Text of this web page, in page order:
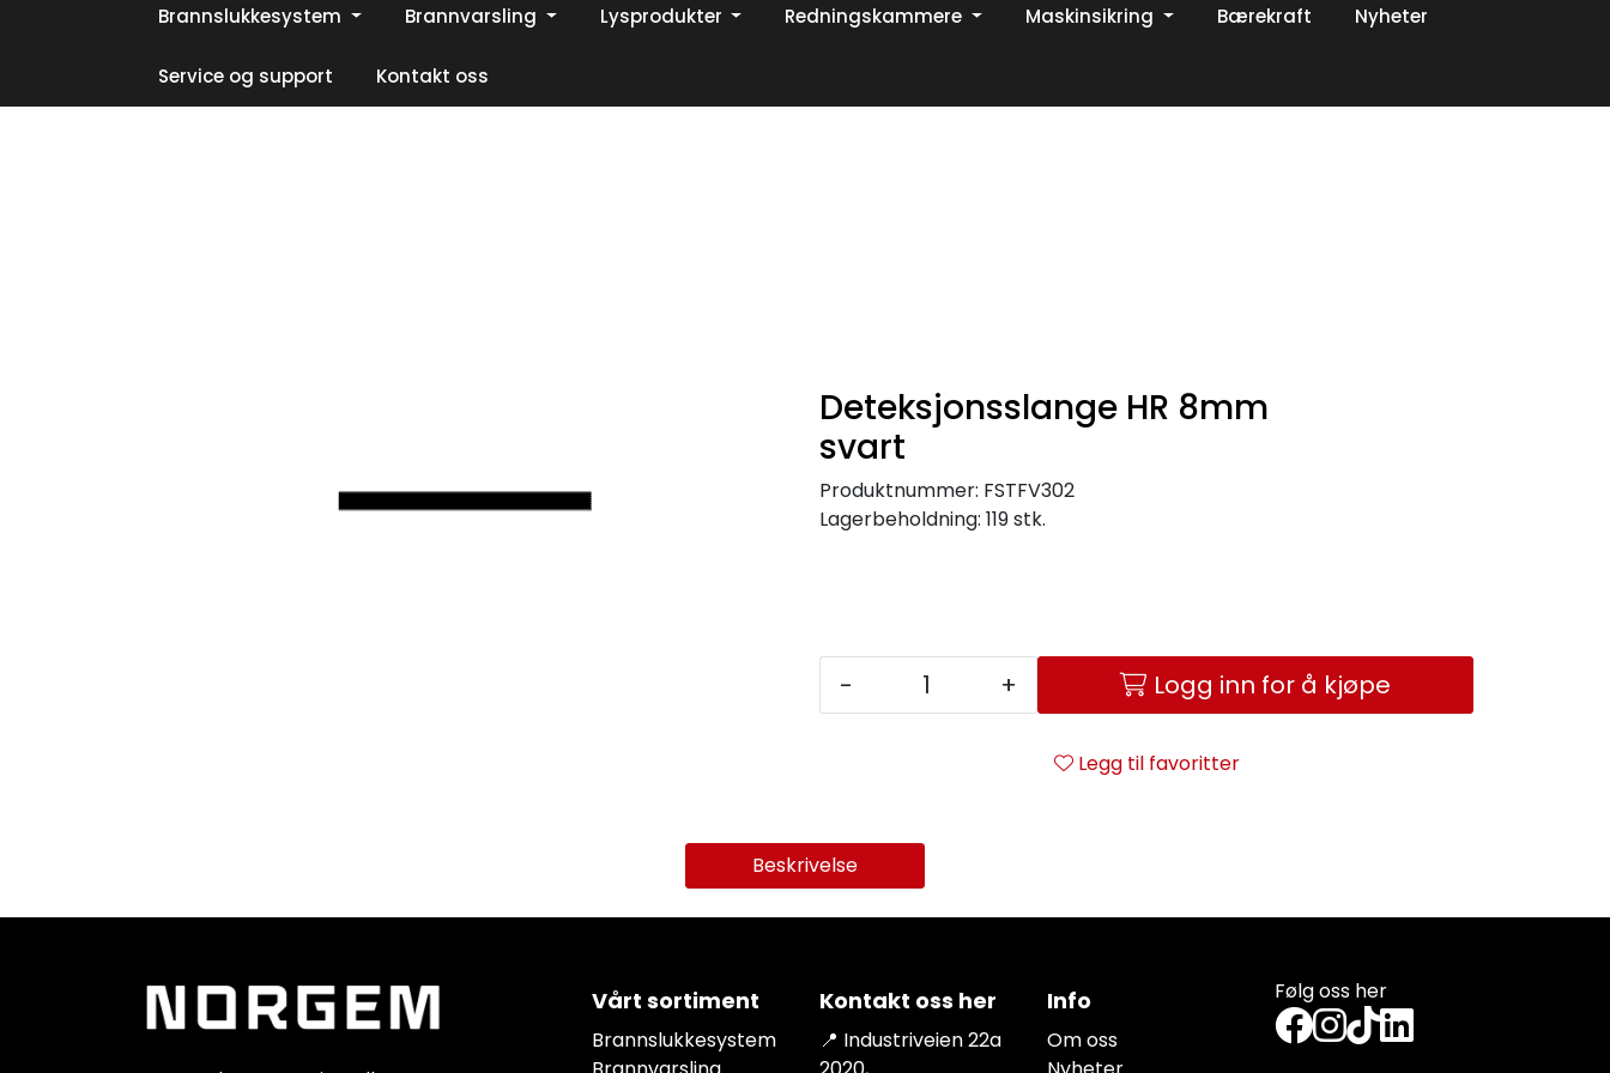
Skip to main content Din ekspert på brann og sikkerhetsløsninger!
Facebook | Instagram | LinkedIn
Brannslukkesystem Brannvarsling Lysprodukter Redningskammere Maskinsikring Bærekraft Nyheter
Service og support Kontakt oss
Deteksjonsslange HR 8mm
svart
Produktnummer: FSTFV302
Lagerbeholdning: 119 stk.
- + Logg inn for å kjøpe
Legg til favoritter
Beskrivelse
Følg oss her
Vårt sortiment
Brannslukkesystem
Info
Om oss
Kontakt oss her
📍 Industriveien 22a